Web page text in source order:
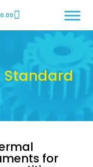
Page
0.00
Standard
for